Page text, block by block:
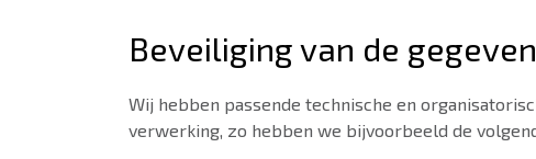
Beveiliging van de
Wij hebben passende technische en
verwerking, zo hebben we bijvoorbeeld de